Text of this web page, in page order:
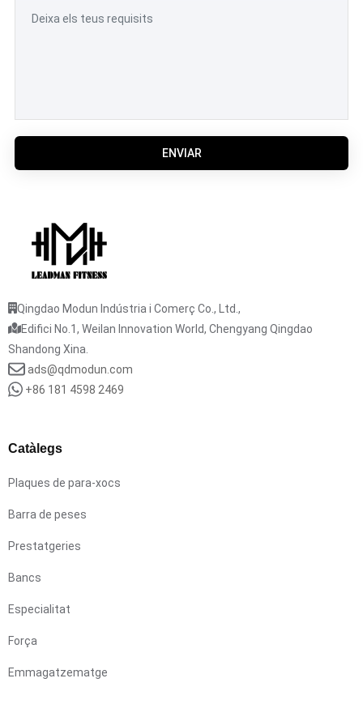
ENVIAR
Qingdao Modun Indústria i Comerç Co., Ltd.,
Edifici No.1, Weilan Innovation World, Chengyang Qingdao
Shandong Xina.
ads@qdmodun.com
+86 181 4598 2469
Catàlegs
Plaques de para-xocs
Barra de peses
Prestatgeries
Bancs
Especialitat
Força
Emmagatzematge